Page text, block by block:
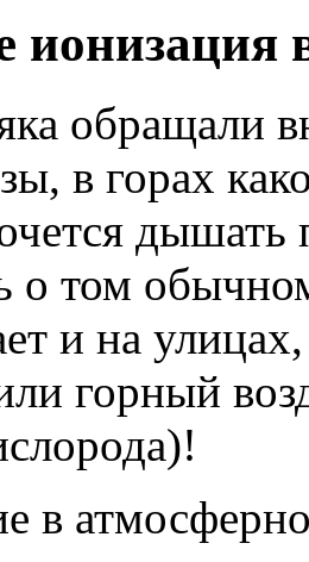
ионизация
обращали
в горах
дышать
о том
и на
горный
в